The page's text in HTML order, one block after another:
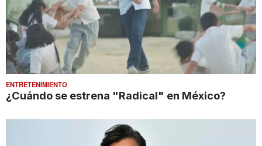
ENTRETENIMIENTO
¿Cuándo se estrena "Radical" en México?